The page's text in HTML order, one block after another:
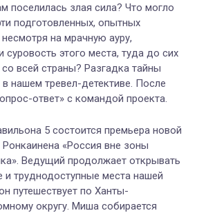
поселилась злая сила? Что могло
подготовленных, опытных
на мрачную ауру,
суровость этого места, туда до сих
всей страны? Разгадка тайны
нашем тревел-детективе. После
ответ» с командой проекта.
5 состоится премьера новой
«Россия вне зоны
Ведущий продолжает открывать
и труднодоступные места нашей
путешествует по Ханты-
округу. Миша собирается